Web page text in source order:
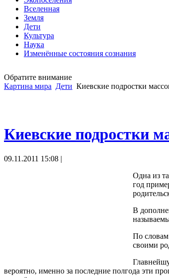
Вселенная
Земля
Дети
Культура
Наука
Изменённые состояния сознания
Обратите внимание
Картина мира Дети Киевские подростки
Киевские подростки
09.11.2011 15:08 |
Одна из
год
В
По словам
своими
вероятно, именно за последние полгода эти